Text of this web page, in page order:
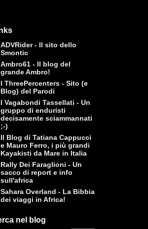
ADVRider - Il sito dello
Smontic
Ambro61 - Il blog del
grande Ambro!
I ThreePercenters - Sito (e
Blog) del Parodi
I Vagabondi Tassellati - Un
gruppo di enduristi
decisamente sciammannati
;-)
Il Blog di Tatiana Cappucci
e Mauro Ferro, i più grandi
Kayakisti da Mare in Italia
Rally Dei Faraglioni - Un
sacco di report e info
sull'africa
Sahara Overland - La Bibbia
dei viaggi in Africa!
nel blog